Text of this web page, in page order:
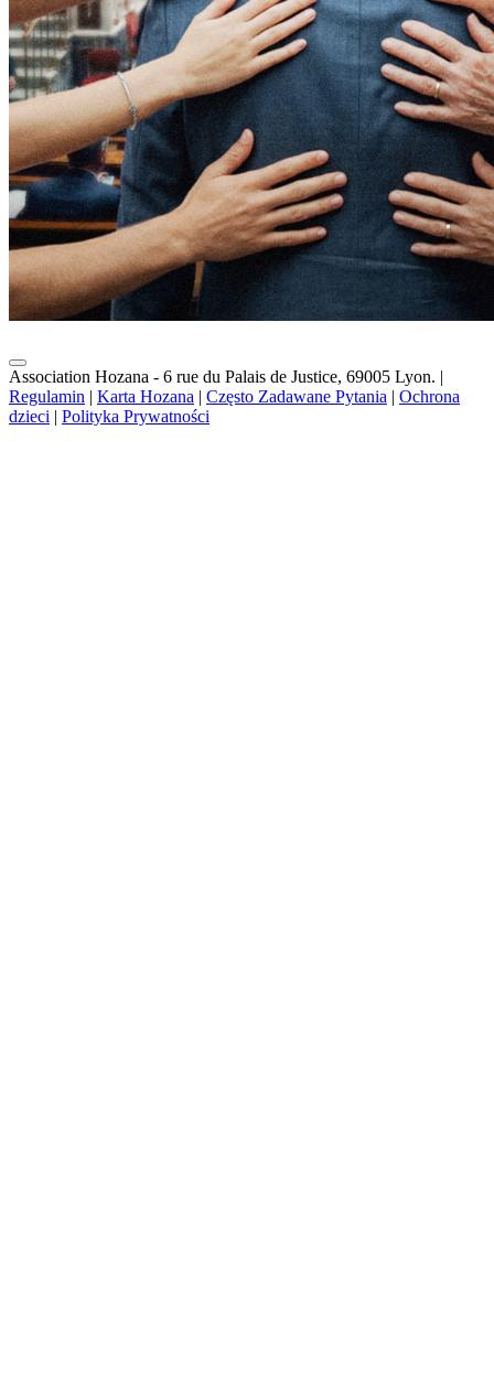
Association Hozana - 6 rue du Palais de Justice, 69005 Lyon. |
Regulamin | Karta Hozana | Często Zadawane Pytania | Ochrona
dzieci | Polityka Prywatności